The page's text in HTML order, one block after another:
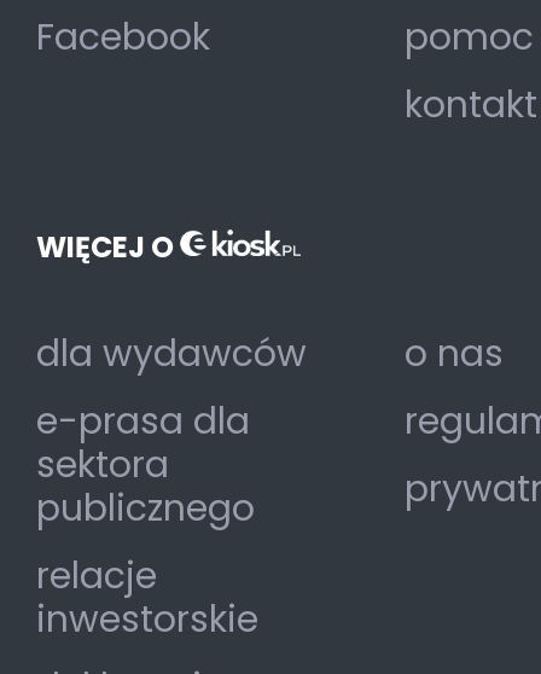
Facebook
pomoc
kontakt
WIĘCEJ O
dla wydawców
e-prasa dla
sektora
publicznego
relacje
inwestorskie
o nas